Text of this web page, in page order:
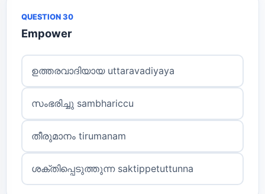
QUESTION 30
Empower
ഉത്തരവാദിയായ uttaravadiyaya
സംഭരിച്ചു sambhariccu
തീരുമാനം tirumanam
ശക്തിപ്പെടുത്തുന്ന saktippetuttunna